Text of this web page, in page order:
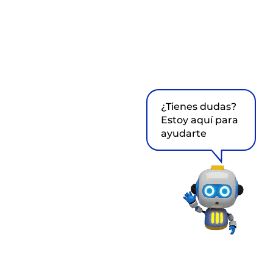
¿Tienes dudas?
Estoy aquí para
ayudarte